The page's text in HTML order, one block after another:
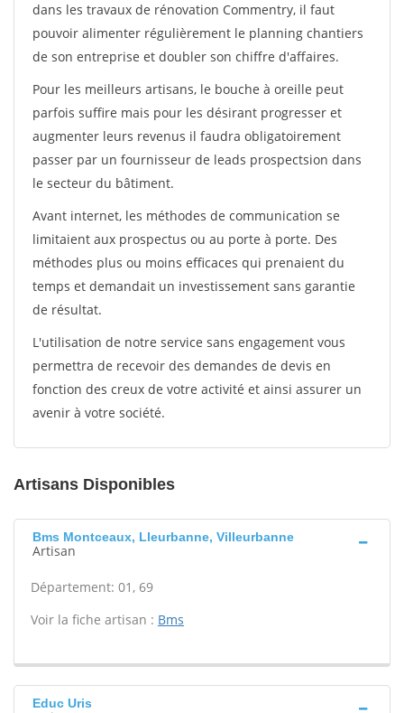
dans les travaux de rénovation Commentry, il faut
pouvoir alimenter régulièrement le planning chantiers
de son entreprise et doubler son chiffre d'affaires.
Pour les meilleurs artisans, le bouche à oreille peut
parfois suffire mais pour les désirant progresser et
augmenter leurs revenus il faudra obligatoirement
passer par un fournisseur de leads prospectsion dans
le secteur du bâtiment.
Avant internet, les méthodes de communication se
limitaient aux prospectus ou au porte à porte. Des
méthodes plus ou moins efficaces qui prenaient du
temps et demandait un investissement sans garantie
de résultat.
L'utilisation de notre service sans engagement vous
permettra de recevoir des demandes de devis en
fonction des creux de votre activité et ainsi assurer un
avenir à votre société.
Artisans Disponibles
Bms Montceaux, Lleurbanne, Villeurbanne
Artisan
Département: 01, 69
Voir la fiche artisan : Bms
Educ Uris